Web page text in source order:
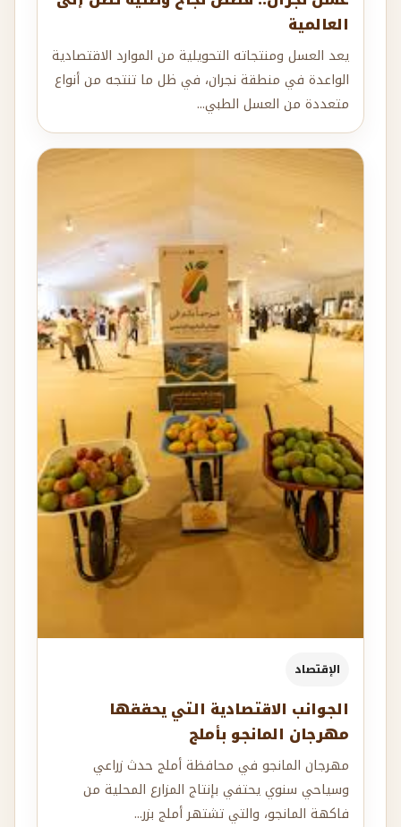
العالمية
يعد العسل ومنتجاته التحويلية من الموارد الاقتصادية
الواعدة في منطقة نجران، في ظل ما تنتجه من أنواع
متعددة من العسل الطبي...
الإقتصاد
الجوانب الاقتصادية التي يحققها
مهرجان المانجو بأملج
مهرجان المانجو في محافظة أملج حدث زراعي
وسياحي سنوي يحتفي بإنتاج المزارع المحلية من
فاكهة المانجو، والتي تشتهر أملج بزر...